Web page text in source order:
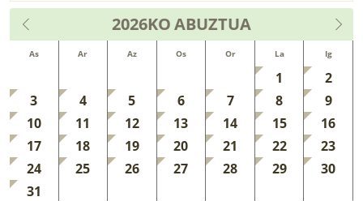
2026KOABUZTUA
As Ar Az Os Or La Ig
1
2
3
4 5 6 7 8
9
10
11 12 13 14 15
16
17
18 19 20 21 22
23
24
25 26 27 28 29
30
31